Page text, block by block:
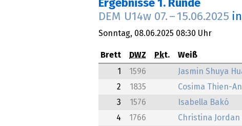
Ergebnisse 1. Runde
DEM U14w 07. – 15.06.2025
Sonntag, 08.06.2025 08:30 Uhr
Brett DWZ Pkt. Weiß
1
1596 Jasmin Shuya
2
1835 Cosima Thien-
3
1576 Isabella Bakó
4
1766 Christina Jordan